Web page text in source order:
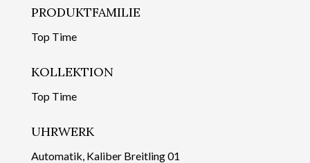
PRODUKTFAMILIE
Top Time
KOLLEKTION
Top Time
UHRWERK
Automatik, Kaliber Breitling 01